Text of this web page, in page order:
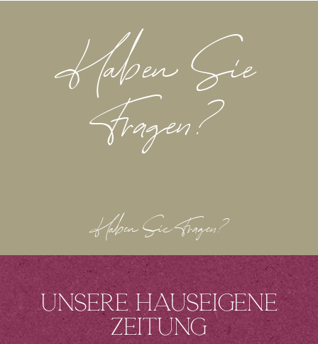
Haben Sie
Fragen?
Haben Sie Fragen?
Unsere hauseigene
Zeitung